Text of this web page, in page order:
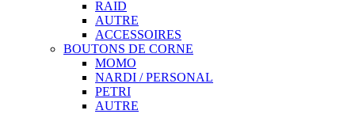
RAID
AUTRE
ACCESSOIRES
BOUTONS DE CORNE
MOMO
NARDI / PERSONAL
PETRI
AUTRE